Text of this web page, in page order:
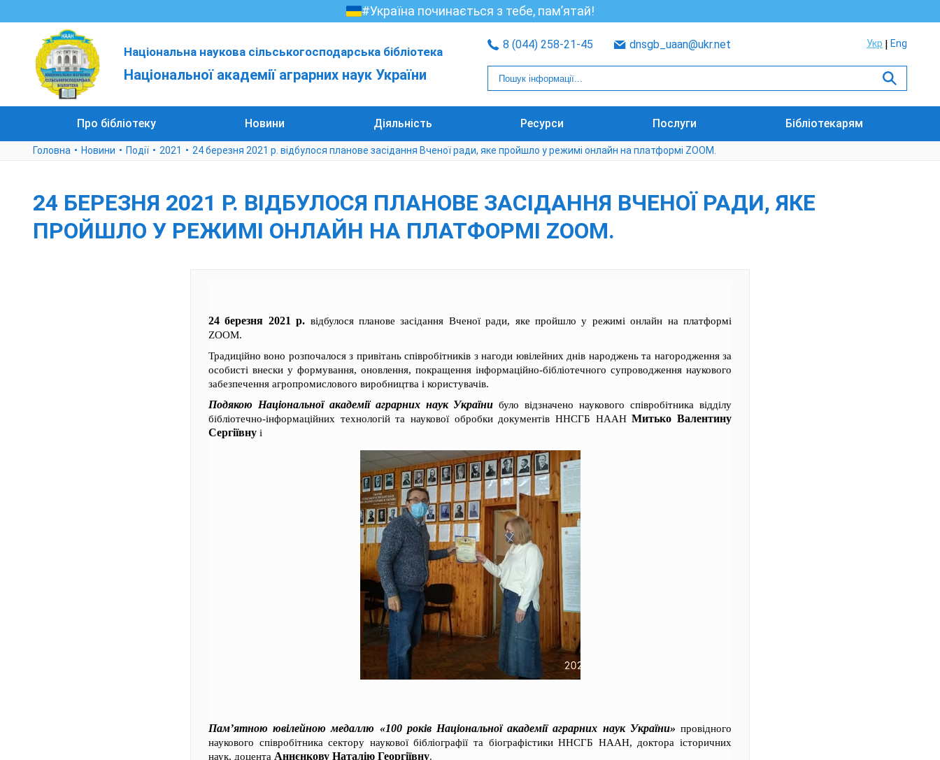
#Україна починається з тебе, пам’ятай!
Національна наукова сільськогосподарська бібліотека
Національної академії аграрних наук України
8 (044) 258-21-45 dnsgb_uaan@ukr.net Укр Eng
Про бібліотеку Новини Діяльність Ресурси Послуги Бібліотекарям
Головна Новини Події 2021 24 березня 2021 р. відбулося планове засідання Вченої ради, яке пройшло у режимі онлайн на платформі ZOOM.
24 БЕРЕЗНЯ 2021 Р. ВІДБУЛОСЯ ПЛАНОВЕ ЗАСІДАННЯ ВЧЕНОЇ РАДИ, ЯКЕ
ПРОЙШЛО У РЕЖИМІ ОНЛАЙН НА ПЛАТФОРМІ ZOOM.
24 березня 2021 р. відбулося планове засідання Вченої ради, яке пройшло у режимі онлайн на платформі
ZOOM.
Традиційно воно розпочалося з привітань співробітників з нагоди ювілейних днів народжень та нагородження за
особисті внески у формування, оновлення, покращення інформаційно-бібліотечного супроводження наукового
забезпечення агропромислового виробництва і користувачів.
Подякою Національної академії аграрних наук України було відзначено наукового співробітника відділу
бібліотечно-інформаційних технологій та наукової обробки документів ННСГБ НААНМитько Валентину
Сергіївну і
Пам’ятною ювілейною медаллю «100 років Національної академії аграрних наук України» провідного
наукового співробітника сектору наукової бібліографії та біографістики ННСГБ НААН, доктора історичних
наук, доцента Аннєнкову Наталію Георгіївну.